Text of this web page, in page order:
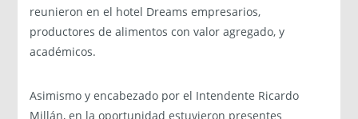
reunieron en el hotel Dreams empresarios,
productores de alimentos con valor agregado, y
académicos.
Asimismo y encabezado por el Intendente Ricardo
Millán, en la oportunidad estuvieron presentes